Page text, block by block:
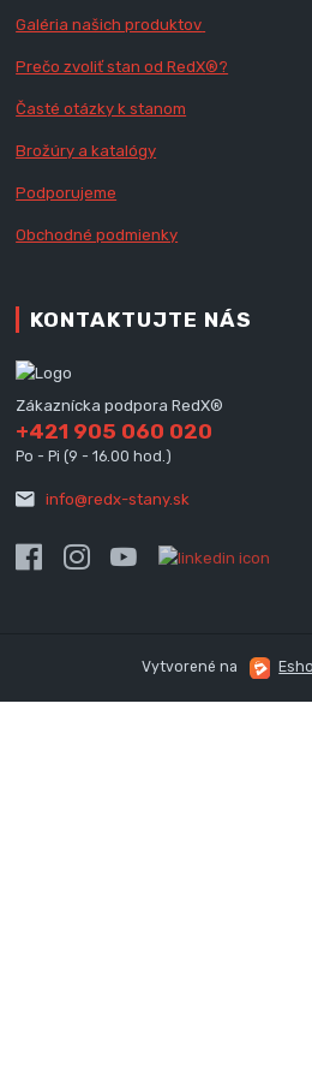
Galéria našich produktov
Prečo zvoliť stan od RedX®?
Časté otázky k stanom
Brožúry a katalógy
Podporujeme
Obchodné podmienky
KONTAKTUJTE NÁS
Zákaznícka podpora RedX®
+421 905 060 020
Po - Pi (9 - 16.00 hod.)
info@redx-stany.sk
Vytvorené na